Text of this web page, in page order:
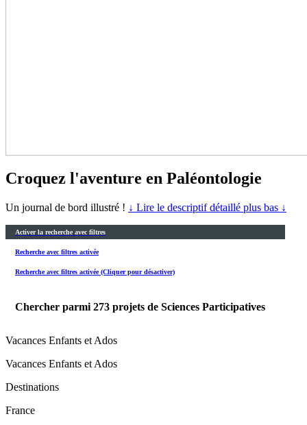
Croquez l'aventure en Paléontologie
Un journal de bord illustré ! ↓ Lire le descriptif détaillé plus bas ↓
Activer la recherche avec filtres
Recherche avec filtres activée
Recherche avec filtres activée (Cliquer pour désactiver)
Chercher parmi 273 projets de Sciences Participatives
Vacances Enfants et Ados
Vacances Enfants et Ados
Destinations
France